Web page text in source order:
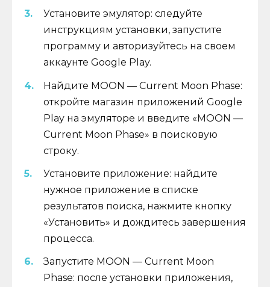
Установите эмулятор: следуйте
инструкциям установки, запустите
программу и авторизуйтесь на своем
аккаунте Google Play.
Найдите MOON — Current Moon Phase:
откройте магазин приложений Google
Play на эмуляторе и введите «MOON —
Current Moon Phase» в поисковую
строку.
Установите приложение: найдите
нужное приложение в списке
результатов поиска, нажмите кнопку
«Установить» и дождитесь завершения
процесса.
Запустите MOON — Current Moon
Phase: после установки приложения,